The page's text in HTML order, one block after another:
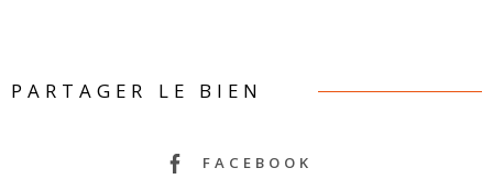
PARTAGER LE BIEN
FACEBOOK